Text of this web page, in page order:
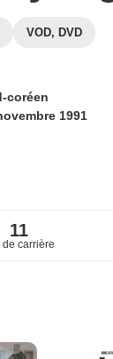
VOD, DVD
coréen
1991
11
de carrière